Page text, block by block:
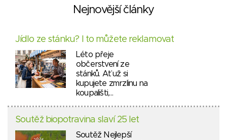
Nejnovější články
Jídlo ze stánku? I to můžete reklamovat
Léto přeje
občerstvení ze
stánků. Ať už si
kupujete zmrzlinu na
koupališti,…
Soutěž biopotravina slaví 25 let
Soutěž Nejlepší